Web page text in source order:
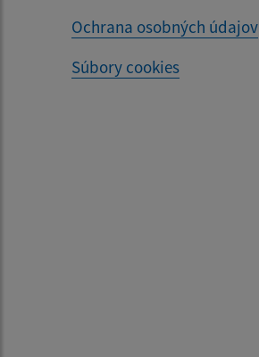
Ochrana osobných údajov
Súbory cookies